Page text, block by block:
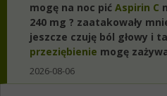
mogę na noc pić Aspirin C
240 mg ? zaatakowały
jeszcze czuję ból głowy i
przeziębienie mogę
2026-08-06